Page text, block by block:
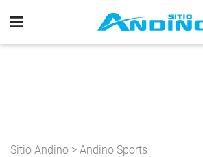
Sitio Andino > Andino Sports